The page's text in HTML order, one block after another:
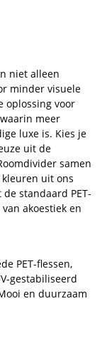
niet alleen
minder visuele
oplossing voor
meer
luxe is. Kies je
uit de
samen
uit ons
standaard PET-
akoestiek en
PET-flessen,
gestabiliseerd
en duurzaam